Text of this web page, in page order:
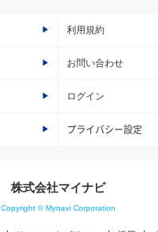
利用規約
お問い合わせ
ログイン
プライバシー設定
株式会社マイナビ
Copyright © Mynavi Corporation